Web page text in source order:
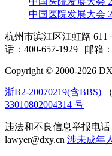
中国医院发展大会
杭州市滨江区江虹路 611
话：400-657-1929 | 邮箱
Copyright © 2000-2026
浙B2-20070219(含BBS)
33010802004314 号
违法和不良信息举报电话
lawyer@dxy.cn 涉未成年